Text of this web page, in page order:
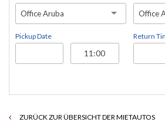
Office Aruba
Pickup Date
Office
Return
ZURÜCK ZUR ÜBERSICHT DER MIETAUTOS